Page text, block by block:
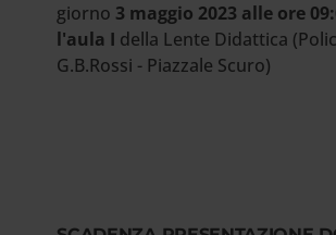
giorno 3 maggio 2023 alle ore
l'aula I della Lente Didattica
G.B.Rossi - Piazzale Scuro)